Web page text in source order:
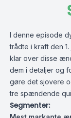
I denne episode
trådte i kraft den
klar over disse
dem i detaljer og
gøre det sjovere
tre spændende
Segmenter: